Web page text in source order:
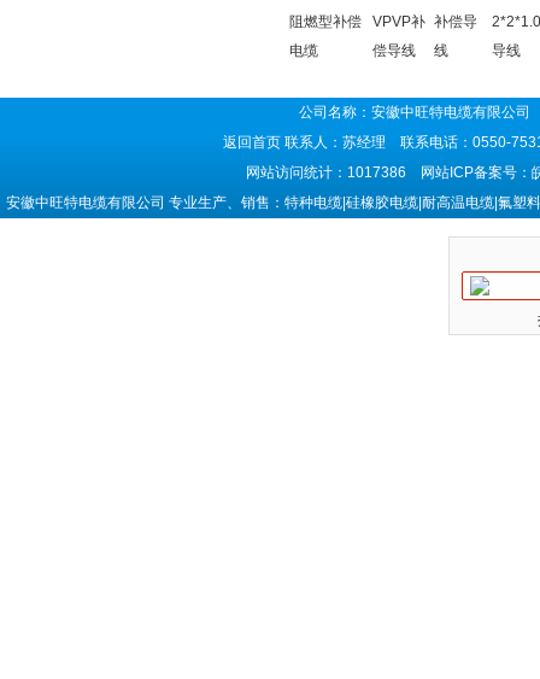
阻燃型补偿
电缆
VPVP补
偿导线
补偿导
线
导线
公司名称：安徽中旺特电缆有限公
返回首页 联系人：苏经理 联系电话：0550-
网站访问统计：1017386 网站ICP备案号：
安徽中旺特电缆有限公司 专业生产、销售：特种电缆|硅橡胶电缆|耐高温电缆|氟